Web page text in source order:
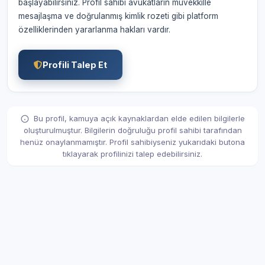
başlayabilirsiniz. Profil sahibi avukatların müvekkille
mesajlaşma ve doğrulanmış kimlik rozeti gibi platform
özelliklerinden yararlanma hakları vardır.
Profili Talep Et
Bu profil, kamuya açık kaynaklardan elde edilen bilgilerle
oluşturulmuştur. Bilgilerin doğruluğu profil sahibi tarafından
henüz onaylanmamıştır. Profil sahibiyseniz yukarıdaki butona
tıklayarak profilinizi talep edebilirsiniz.